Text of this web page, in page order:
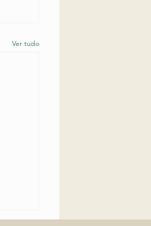
Ver tudo